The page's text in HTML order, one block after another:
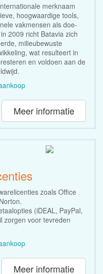
merknaam
hoogwaardige tools,
vakmensen als doe-
2009 richt Batavia zich
milieubewuste
wat resulteert in
en voldoen aan de
Meer informatie
zoals Office
(iDEAL, PayPal,
zorgen voor tevreden
Meer informatie